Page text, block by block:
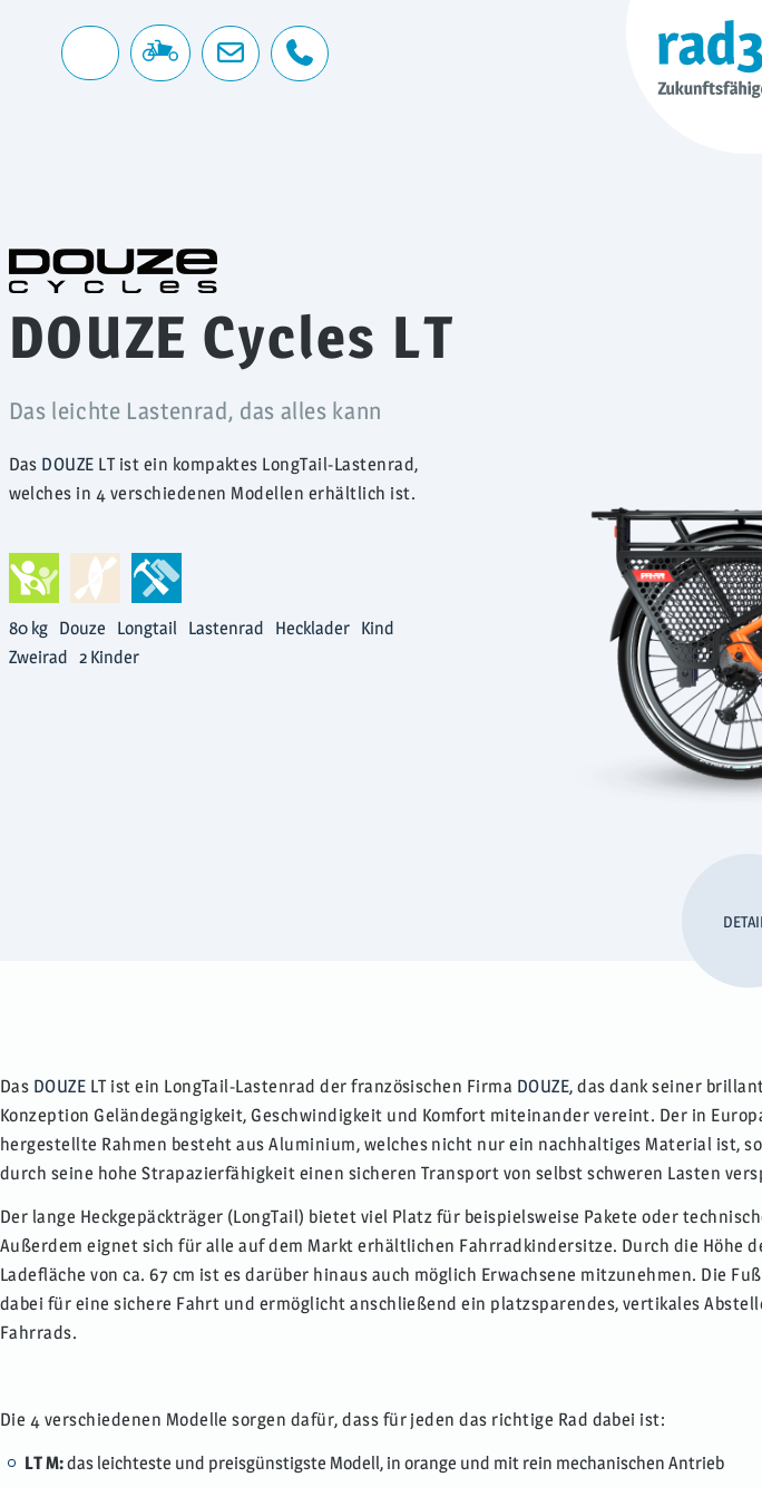
DOUZE Cycles LT
Das leichte Lastenrad, das alles kann
Das DOUZE LT ist ein kompaktes LongTail-Lastenrad,
welches in 4 verschiedenen Modellen erhältlich ist.
80 kg Douze Longtail Lastenrad Hecklader
Kind
Zweirad 2 Kinder
Das DOUZE LT ist ein LongTail-Lastenrad der französischen Firma DOUZE, das dank seiner
Konzeption Geländegängigkeit, Geschwindigkeit und Komfort miteinander vereint. Der in
hergestellte Rahmen besteht aus Aluminium, welches nicht nur ein nachhaltiges Material ist,
durch seine hohe Strapazierfähigkeit einen sicheren Transport von selbst schweren Lasten
Der lange Heckgepäckträger (LongTail) bietet viel Platz für beispielsweise Pakete oder
Außerdem eignet sich für alle auf dem Markt erhältlichen Fahrradkindersitze. Durch die Höhe
Ladefläche von ca. 67 cm ist es darüber hinaus auch möglich Erwachsene mitzunehmen. Die
dabei für eine sichere Fahrt und ermöglicht anschließend ein platzsparendes, vertikales
Fahrrads.
Die 4 verschiedenen Modelle sorgen dafür, dass für jeden das richtige Rad dabei ist:
LT M:das leichteste und preisgünstigste Modell, in orange und mit rein mechanischen Antrieb